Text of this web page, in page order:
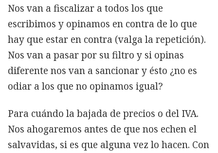
Nos van a fiscalizar a todos los que
escribimos y opinamos en contra de lo que
hay que estar en contra (valga la repetición).
Nos van a pasar por su filtro y si opinas
diferente nos van a sancionar y ésto ¿no es
odiar a los que no opinamos igual?
Para cuándo la bajada de precios o del IVA.
Nos ahogaremos antes de que nos echen el
salvavidas, si es que alguna vez lo hacen. Con